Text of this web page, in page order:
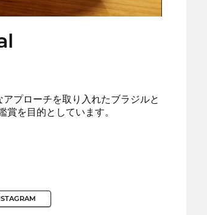
プローチを取り入れたブラジルと
を目的としています。